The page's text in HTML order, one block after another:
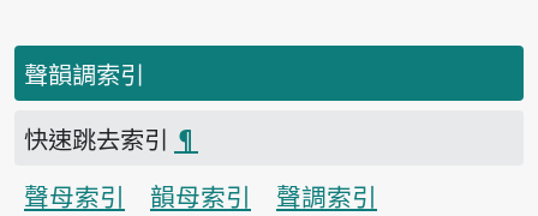
聲韻調索引
快速跳去索引 ¶
聲母索引
韻母索引
聲調索引